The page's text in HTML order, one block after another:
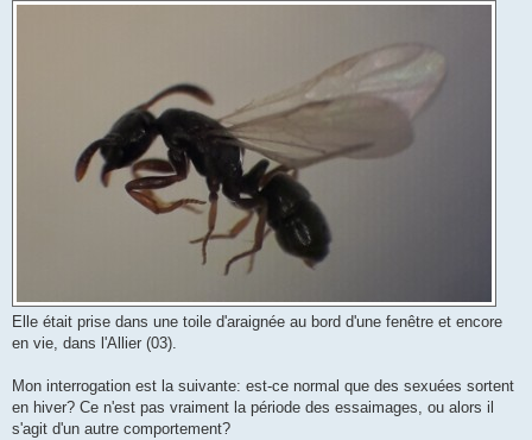
Elle était prise dans une toile d'araignée au bord d'une fenêtre et encore
en vie, dans l'Allier (03).
Mon interrogation est la suivante: est-ce normal que des sexuées sortent
en hiver? Ce n'est pas vraiment la période des essaimages, ou alors il
s'agit d'un autre comportement?